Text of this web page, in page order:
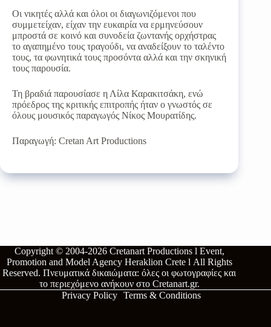
Οι νικητές αλλά και όλοι οι διαγωνιζόμενοι που
συμμετείχαν, είχαν την ευκαιρία να ερμηνεύσουν
μπροστά σε κοινό και συνοδεία ζωντανής ορχήστρας
το αγαπημένο τους τραγούδι, να αναδείξουν το ταλέντο
τους, τα φωνητικά τους προσόντα αλλά και την σκηνική
τους παρουσία.
Τη βραδιά παρουσίασε η Λίλα Καρακιτσάκη, ενώ
πρόεδρος της κριτικής επιτροπής ήταν ο γνωστός σε
όλους μουσικός παραγωγός Νίκος Μουρατίδης.
Παραγωγή: Cretan Art Productions
Copyright © 2004-2026 Cretanart Productions l Event,
Promotion and Model Agency Heraklion Crete l All Rights
Reserved.Πνευματικά δικαιώματα: όλες οι φωτογραφίες και
το περιεχόμενο ανήκουν στο Cretanart.gr.
Privacy Policy Terms & Conditions